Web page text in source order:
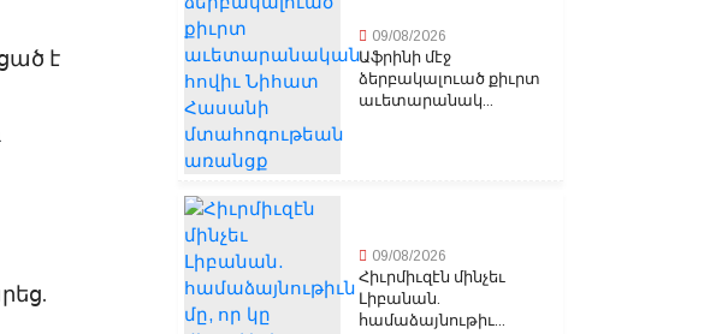
է
09/08/2026
Աֆրինի մէջ
ձերբակալուած քիւրտ
աւետարանակ...
09/08/2026
Հիւրմիւզէն մինչեւ
Լիբանան.
համաձայնութիւ...